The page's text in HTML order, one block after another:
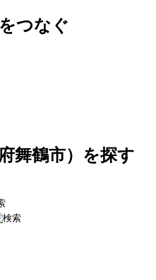
つなぐ
舞鶴市）を探す